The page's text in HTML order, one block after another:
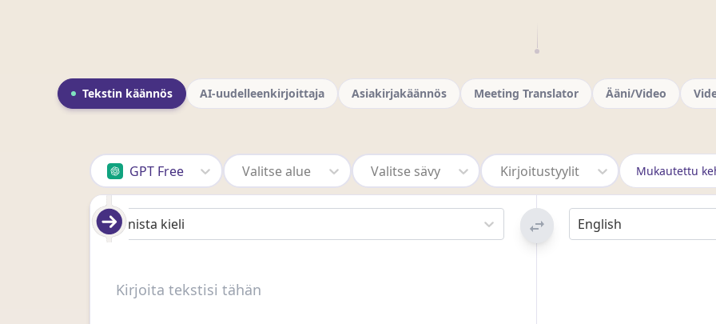
Tekstin käännös AI-uudelleenkirjoittaja Asiakirjakäännös Meeting Translator Ääni/Video
GPT Free Valitse alue Valitse sävy Kirjoitustyylit Mukautettu
Tunnista kieli English